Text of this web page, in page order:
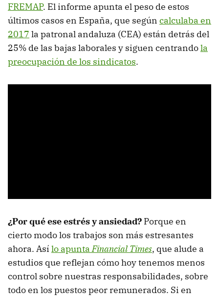
FREMAP. El informe apunta el peso de estos
últimos casos en España, que según calculaba en
2017 la patronal andaluza (CEA) están detrás del
25% de las bajas laborales y siguen centrandola
preocupación de los sindicatos.
¿Por qué ese estrés y ansiedad? Porque en
cierto modo los trabajos son más estresantes
ahora. Así lo apuntaFinancial Times, que alude a
estudios que reflejan cómo hoy tenemos menos
control sobre nuestras responsabilidades, sobre
todo en los puestos peor remunerados. Si en